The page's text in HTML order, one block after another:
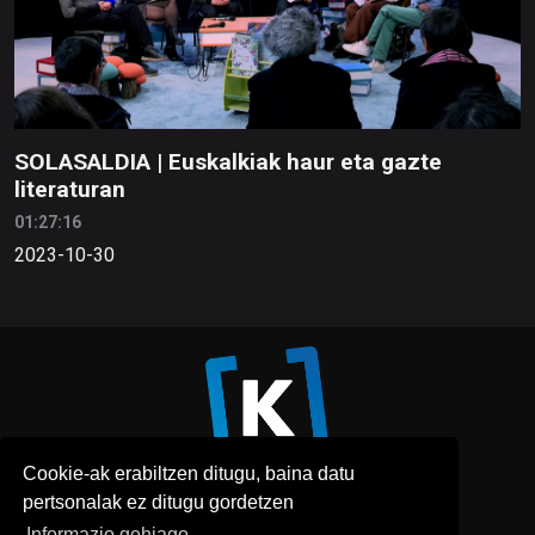
Cookie-ak erabiltzen ditugu, baina datu
pertsonalak ez ditugu gordetzen
SOLASALDIA | Euskalkiak haur eta gazte
literaturan
01:27:16
2023-10-30